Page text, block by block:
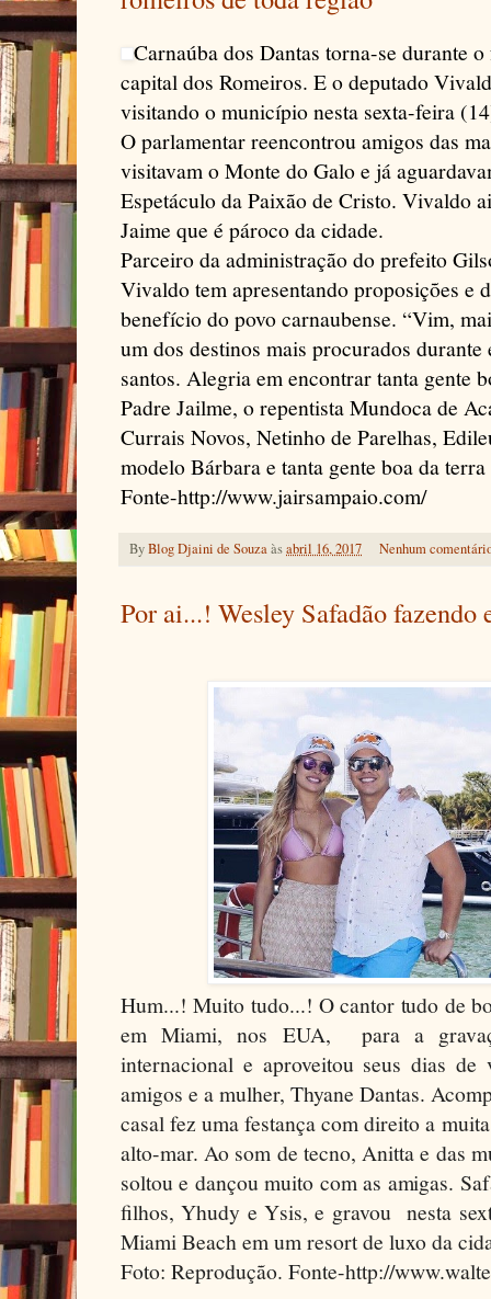
Carnaúba dos Dantas torna-se durante
capital dos Romeiros. E o deputado
visitando o município nesta sexta-feira
O parlamentar reencontrou amigos das
visitavam o Monte do Galo e já
Espetáculo da Paixão de Cristo. Vivaldo
Jaime que é pároco da cidade.
Parceiro da administração do prefeito
Vivaldo tem apresentando proposições e
benefício do povo carnaubense. “Vim,
um dos destinos mais procurados durante
santos. Alegria em encontrar tanta gente
Padre Jailme, o repentista Mundoca de
Currais Novos, Netinho de Parelhas,
modelo Bárbara e tanta gente boa da
Fonte-http://www.jairsampaio.com/
ByBlog Djaini de Souzaàsabril 16, 2017 Nenhum
Por ai...! Wesley Safadão fazendo
Hum...! Muito tudo...! O cantor tudo de
em Miami, nos EUA, para a
internacional e aproveitou seus dias
amigos e a mulher, Thyane Dantas.
casal fez uma festança com direito a
alto-mar. Ao som de tecno, Anitta e das
soltou e dançou muito com as amigas.
filhos, Yhudy e Ysis, e gravou nesta
Miami Beach em um resort de luxo da
Foto: Reprodução. Fonte-http://